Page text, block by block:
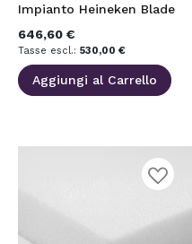
Impianto Heineken Blade
646,60 €
530,00 €
Aggiungi al Carrello